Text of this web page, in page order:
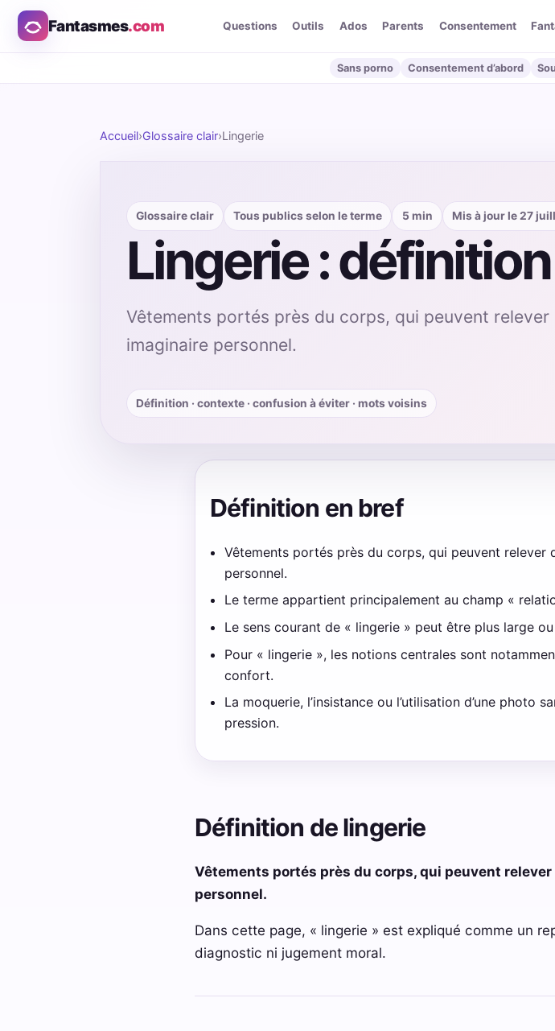
Fantasmes.com Questions Outils Ados Parents Consentement
Sans porno Consentement d’abord
Accueil›Glossaire clair›Lingerie
Glossaire clair Tous publics selon le terme 5 min Mis à jour le 27
Lingerie :
Vêtements portés près du corps, qui peuvent relever
imaginaire personnel.
Définition · contexte · confusion à éviter · mots voisins
Définition en bref
Vêtements portés près du corps, qui peuvent relever
personnel.
Le terme appartient principalement au champ «
Le sens courant de « lingerie » peut être plus large
Pour « lingerie », les notions centrales sont
confort.
La moquerie, l’insistance ou l’utilisation d’une photo
pression.
Définition de lingerie
Vêtements portés près du corps, qui peuvent
personnel.
Dans cette page, « lingerie » est expliqué comme un
diagnostic ni jugement moral.